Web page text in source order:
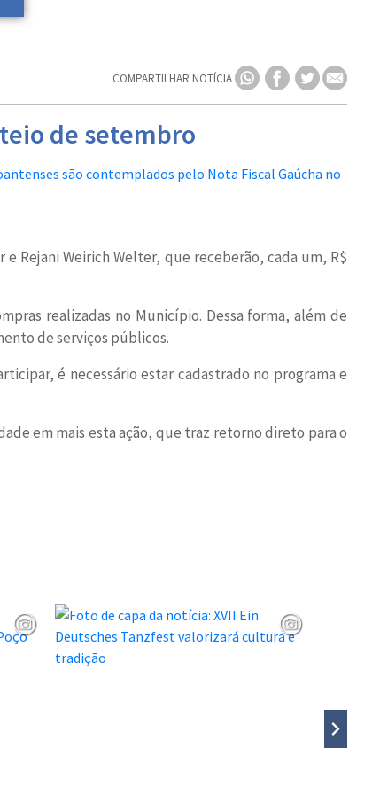
COMPARTILHAR NOTÍCIA
de setembro
Rejani Weirich Welter, que receberão, cada um, R$
realizadas no Município. Dessa forma, além de
de serviços públicos.
é necessário estar cadastrado no programa e
em mais esta ação, que traz retorno direto para o